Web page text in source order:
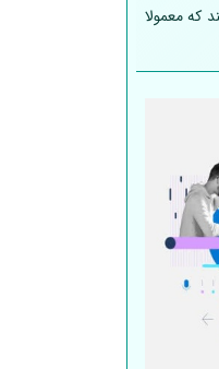
که معمولا